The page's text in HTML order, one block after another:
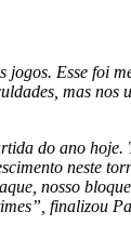
jogos. Esse foi
mas nos
do ano hoje.
neste
nosso
finalizou